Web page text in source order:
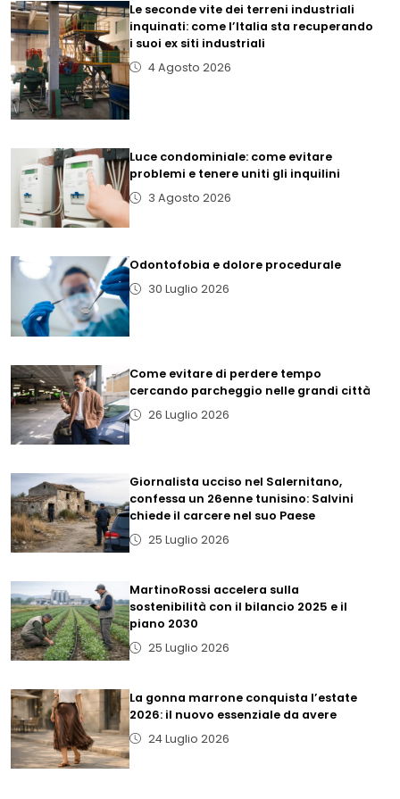
Le seconde vite dei terreni industriali
inquinati: come l’Italia sta recuperando
i suoi ex siti industriali
4 Agosto 2026
Luce condominiale: come evitare
problemi e tenere uniti gli inquilini
3 Agosto 2026
Odontofobia e dolore procedurale
30 Luglio 2026
Come evitare di perdere tempo
cercando parcheggio nelle grandi città
26 Luglio 2026
Giornalista ucciso nel Salernitano,
confessa un 26enne tunisino: Salvini
chiede il carcere nel suo Paese
25 Luglio 2026
MartinoRossi accelera sulla
sostenibilità con il bilancio 2025 e il
piano 2030
25 Luglio 2026
La gonna marrone conquista l’estate
2026: il nuovo essenziale da avere
24 Luglio 2026